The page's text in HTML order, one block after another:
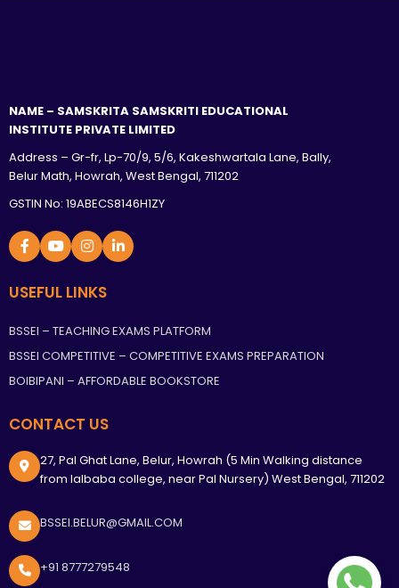
NAME – SAMSKRITA SAMSKRITI EDUCATIONAL
INSTITUTE PRIVATE LIMITED
Address – Gr-fr, Lp-70/9, 5/6, Kakeshwartala Lane, Bally,
Belur Math, Howrah, West Bengal, 711202
GSTIN No: 19ABECS8146H1ZY
USEFUL LINKS
BSSEI – TEACHING EXAMS PLATFORM
BSSEI COMPETITIVE – COMPETITIVE EXAMS PREPARATION
BOIBIPANI – AFFORDABLE BOOKSTORE
CONTACT US
27, Pal Ghat Lane, Belur, Howrah (5 Min Walking distance
from lalbaba college, near Pal Nursery) West Bengal, 711202
BSSEI.BELUR@GMAIL.COM
+91 8777279548